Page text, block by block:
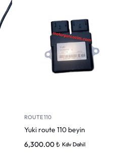
ROUTE 110
Yuki route 110 beyin
6,300.00₺ Kdv Dahil